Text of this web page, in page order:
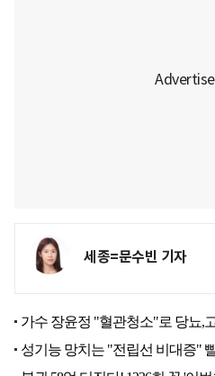
세종=문수빈 기자